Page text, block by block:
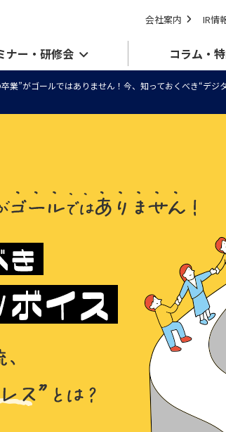
会社案内 IR情
ナー・研修会 コラム・
業”がゴールではありません！今、知っておくべき“デジ